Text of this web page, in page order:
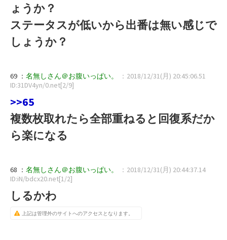
ょうか？
ステータスが低いから出番は無い感じで
しょうか？
69 ： 名無しさん＠お腹いっぱい。
：2018/12/31(月) 20:45:06.51
ID:31DV4yn/0.net[2/9]
>>65
複数枚取れたら全部重ねると回復系だか
ら楽になる
68 ： 名無しさん＠お腹いっぱい。
：2018/12/31(月) 20:44:37.14
ID:iN/bdcx20.net[1/2]
しるかわ
上記は管理外のサイトへのアクセスとなります。